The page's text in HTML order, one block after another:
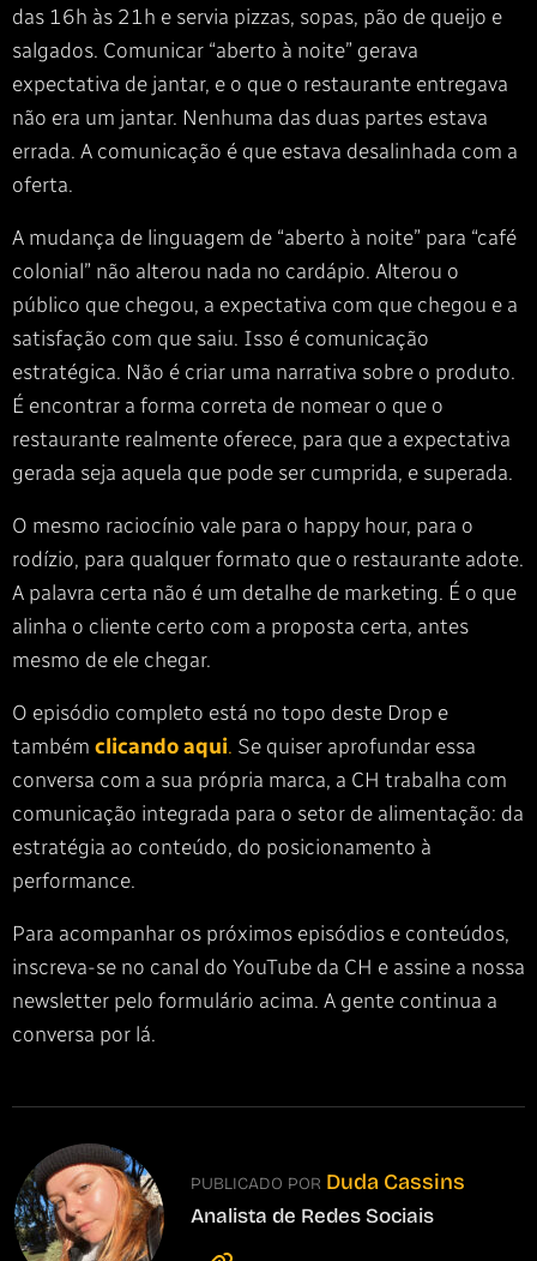
das 16h às 21h e servia pizzas, sopas, pão de queijo e
salgados. Comunicar “aberto à noite” gerava
expectativa de jantar, e o que o restaurante entregava
não era um jantar. Nenhuma das duas partes estava
errada. A comunicação é que estava desalinhada com a
oferta.
A mudança de linguagem de “aberto à noite” para “café
colonial” não alterou nada no cardápio. Alterou o
público que chegou, a expectativa com que chegou e a
satisfação com que saiu. Isso é comunicação
estratégica. Não é criar uma narrativa sobre o produto.
É encontrar a forma correta de nomear o que o
restaurante realmente oferece, para que a expectativa
gerada seja aquela que pode ser cumprida, e superada.
O mesmo raciocínio vale para o happy hour, para o
rodízio, para qualquer formato que o restaurante adote.
A palavra certa não é um detalhe de marketing. É o que
alinha o cliente certo com a proposta certa, antes
mesmo de ele chegar.
O episódio completo está no topo deste Drop e
também clicando aqui. Se quiser aprofundar essa
conversa com a sua própria marca, a CH trabalha com
comunicação integrada para o setor de alimentação: da
estratégia ao conteúdo, do posicionamento à
performance.
Para acompanhar os próximos episódios e conteúdos,
inscreva-se no canal do YouTube da CH e assine a nossa
newsletter pelo formulário acima. A gente continua a
conversa por lá.
PUBLICADO POR Duda Cassins
Analista de Redes Sociais